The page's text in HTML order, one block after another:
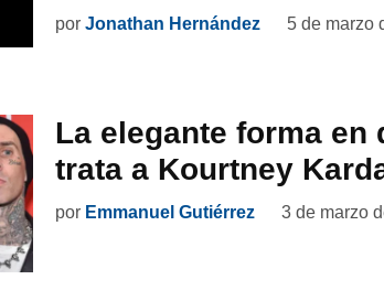
por Jonathan Hernández 5 de marzo
La elegante forma en
trata a Kourtney
por Emmanuel Gutiérrez 3 de marzo